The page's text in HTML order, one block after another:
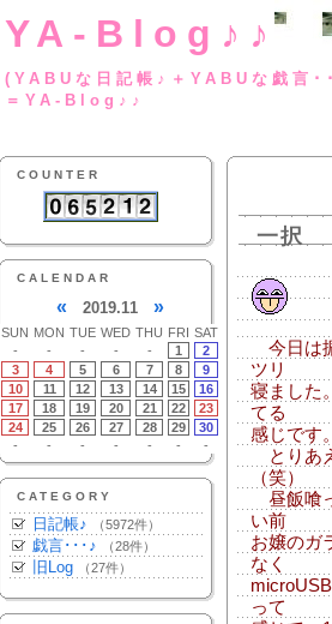
YA-Blog♪♪
(YABUな日記帳♪
＝YA-Blog♪♪
COUNTER
CALENDAR
« 2019.11 »
SUN MON TUE WED THU FRI SAT
-
- - - - 1
2
3
4 5 6 7 8
9
10
11 12 13 14 15
16
17
18 19 20 21 22
23
24
25 26 27 28 29
30
-
- - - - - -
CATEGORY
日記帳♪ （5972件）
戯言･･･♪ （28件）
旧Log （27件）
一択
今日は
ツリ
寝ました
てる
感じです
とりあ
（笑）
昼飯喰
い前
お嬢のガ
なく
って